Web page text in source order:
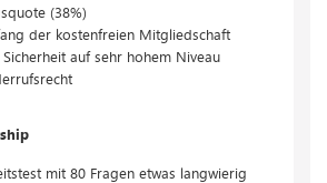
(38%)
der kostenfreien Mitgliedschaft
auf sehr hohem Niveau
mit 80 Fragen etwas langwierig